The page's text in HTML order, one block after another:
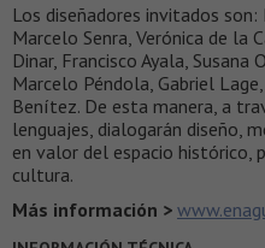
Los diseñadores invitados son:
Marcelo Senra, Verónica de la
Dinar, Francisco Ayala, Susana
Marcelo Péndola, Gabriel
Benítez. De esta manera, a
lenguajes, dialogarán diseño,
en valor del espacio histórico,
cultura.
Más información >